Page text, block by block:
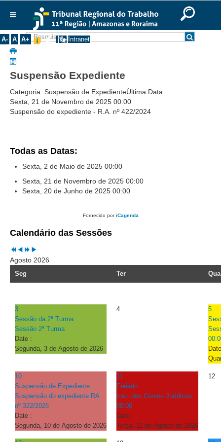
Ir para o rodapé
English
Português Español
A- A A+ Intranet
Institucional
Corregedoria
Composição
Desembargadores
Turmas
Varas do Trabalho
Juízes Manaus
Juízes Roraima
Diretores
Comitês
Processuais Unificadas
Comitê do Datajud
Dados
Comitê de Priorização do Primeiro Grau
Comissão de Uniformização de Jurisprudência
Comitê de Gestão de Pessoas
Comissão de Vitaliciamento
Comitê de Atenção Integral à Saúde de Magistrados e
Suspensão Expediente
Categoria :Suspensão de ExpedienteÚltima Data:
Sexta, 21 de Novembro de 2025 00:00
Suspensão do expediente - R.A. nº 422/2024
Todas as Datas:
Sexta, 2 de Maio de 2025 00:00
Sexta, 21 de Novembro de 2025 00:00
Sexta, 20 de Junho de 2025 00:00
Fornecido poriCagenda
Calendário das Sessões
Month
Agosto 2026
Seg Ter Qua
3
Sessão da 2ª Turma
Sessão 2ª Turma
Date :
Segunda, 3 de Agosto de 2026
4
5
10
Suspensão de Expediente
Suspensão do expediente RA
nº 322/2025
Date :
Segunda, 10 de Agosto de 2026
11
Feriado
Inst .dos Cursos Jurídicos
00:00
Date :
Terça, 11 de Agosto de 2026
12